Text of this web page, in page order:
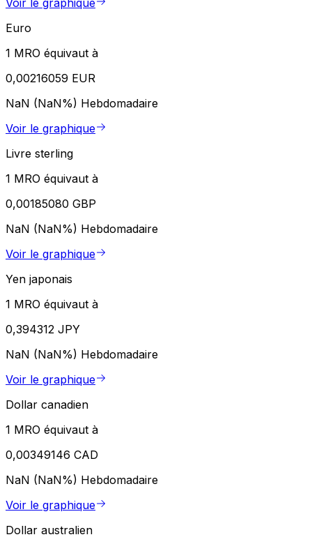
Voir le graphique
Euro
1 MRO équivaut à
0,00216059 EUR
NaN (NaN%) Hebdomadaire
Voir le graphique
Livre sterling
1 MRO équivaut à
0,00185080 GBP
NaN (NaN%) Hebdomadaire
Voir le graphique
Yen japonais
1 MRO équivaut à
0,394312 JPY
NaN (NaN%) Hebdomadaire
Voir le graphique
Dollar canadien
1 MRO équivaut à
0,00349146 CAD
NaN (NaN%) Hebdomadaire
Voir le graphique
Dollar australien